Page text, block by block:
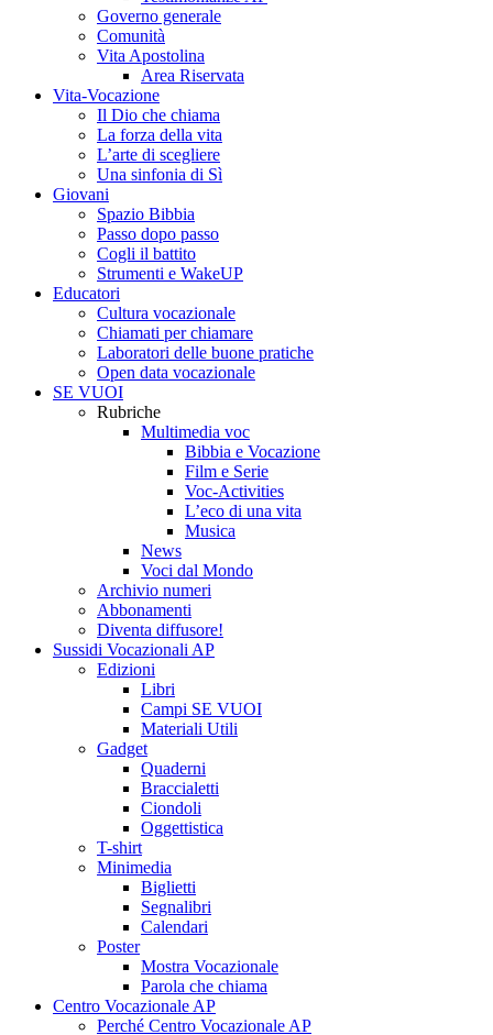
Governo generale
Comunità
Vita Apostolina
Area Riservata
Vita-Vocazione
Il Dio che chiama
La forza della vita
L’arte di scegliere
Una sinfonia di Sì
Giovani
Spazio Bibbia
Passo dopo passo
Cogli il battito
Strumenti e WakeUP
Educatori
Cultura vocazionale
Chiamati per chiamare
Laboratori delle buone pratiche
Open data vocazionale
SE VUOI
Rubriche
Multimedia voc
Bibbia e Vocazione
Film e Serie
Voc-Activities
L’eco di una vita
Musica
News
Voci dal Mondo
Archivio numeri
Abbonamenti
Diventa diffusore!
Sussidi Vocazionali AP
Edizioni
Libri
Campi SE VUOI
Materiali Utili
Gadget
Quaderni
Braccialetti
Ciondoli
Oggettistica
T-shirt
Minimedia
Biglietti
Segnalibri
Calendari
Poster
Mostra Vocazionale
Parola che chiama
Centro Vocazionale AP
Perché Centro Vocazionale AP